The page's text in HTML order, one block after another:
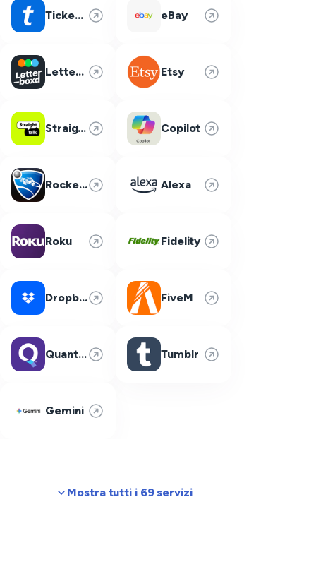
Ticketmaster eBay
Letterboxd Etsy
Straight Talk Copilot
Rocket League Alexa
Roku Fidelity
Dropbox FiveM
Quantum Fiber Tumblr
Gemini
Mostra tutti i 69 servizi